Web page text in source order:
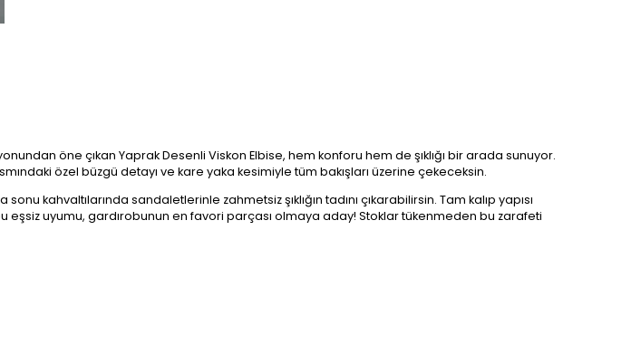
öne çıkan Yaprak Desenli Viskon Elbise, hem konforu hem de şıklığı bir arada sunuyor.
özel büzgü detayı ve kare yaka kesimiyle tüm bakışları üzerine çekeceksin.
kahvaltılarında sandaletlerinle zahmetsiz şıklığın tadını çıkarabilirsin. Tam kalıp yapısı
uyumu, gardırobunun en favori parçası olmaya aday! Stoklar tükenmeden bu zarafeti